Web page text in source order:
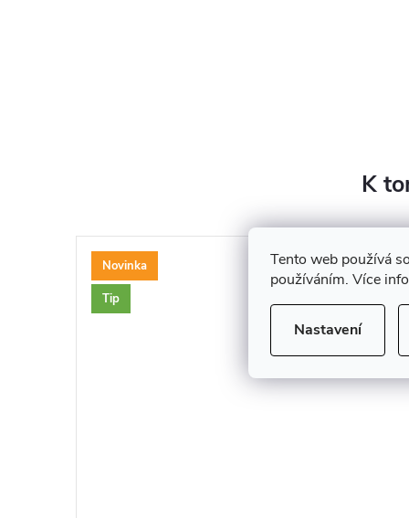
Tento web používá
používáním. Více
Nastavení
K
Novinka
Tip